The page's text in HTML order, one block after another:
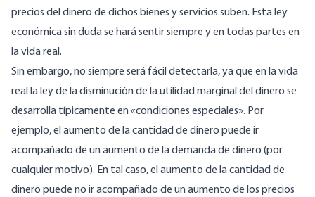
precios del dinero de dichos bienes y servicios suben. Esta ley
económica sin duda se hará sentir siempre y en todas partes en
la vida real.
Sin embargo, no siempre será fácil detectarla, ya que en la vida
real la ley de la disminución de la utilidad marginal del dinero se
desarrolla típicamente en «condiciones especiales». Por
ejemplo, el aumento de la cantidad de dinero puede ir
acompañado de un aumento de la demanda de dinero (por
cualquier motivo). En tal caso, el aumento de la cantidad de
dinero puede no ir acompañado de un aumento de los precios